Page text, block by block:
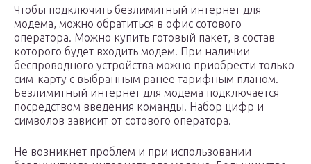
Чтобы подключить безлимитный интернет для
модема, можно обратиться в офис сотового
оператора. Можно купить готовый пакет, в состав
которого будет входить модем. При наличии
беспроводного устройства можно приобрести только
сим-карту с выбранным ранее тарифным планом.
Безлимитный интернет для модема подключается
посредством введения команды. Набор цифр и
символов зависит от сотового оператора.
Не возникнет проблем и при использовании